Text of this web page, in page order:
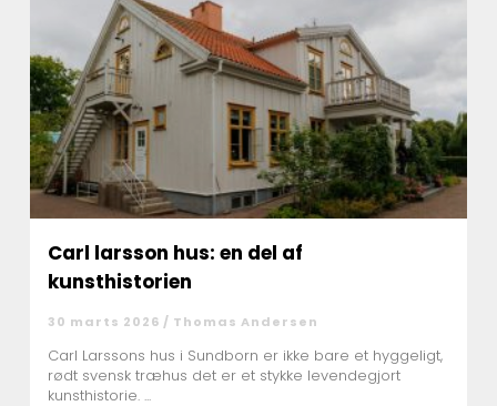
Carl larsson hus: en del af
kunsthistorien
30 marts 2026 / Thomas Andersen
Carl Larssons hus i Sundborn er ikke bare et hyggeligt,
rødt svensk træhus det er et stykke levendegjort
kunsthistorie. ...